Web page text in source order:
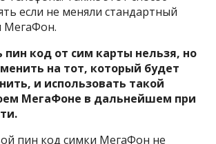
если не меняли стандартный
МегаФон.
пин код от сим карты нельзя, но
на тот, который будет
и использовать такой
МегаФоне в дальнейшем при
пин код симки МегаФон не